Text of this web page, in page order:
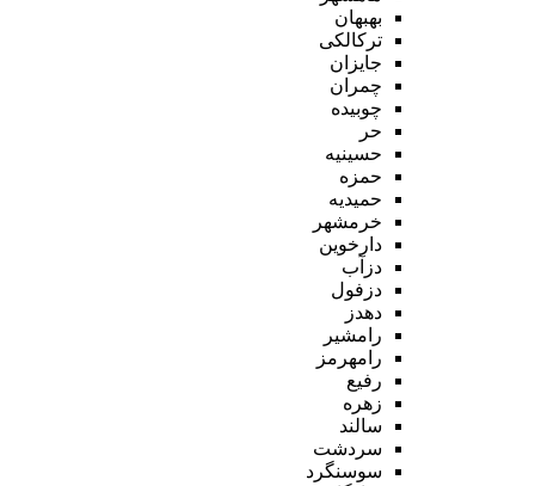
بهبهان
ترکالکی
جایزان
چمران
چوبیده
حر
حسینیه
حمزه
حمیدیه
خرمشهر
دارخوین
دزآب
دزفول
دهدز
رامشیر
رامهرمز
رفیع
زهره
سالند
سردشت
سوسنگرد